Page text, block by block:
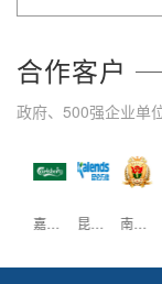
合作客户
政府、500强企业单
嘉士伯 昆仑万维